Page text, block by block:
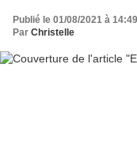
Publié le 01/08/2021 à 14:49
Par Christelle